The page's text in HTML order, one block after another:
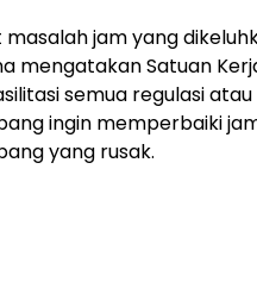
masalah jam yang
mengatakan Satuan
semua regulasi
ingin memperbaiki
yang rusak.